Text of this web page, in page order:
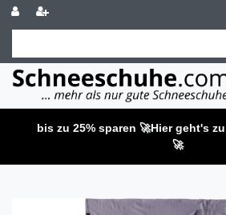
bis zu 25% sparen 🚀Hier geht's
🚀